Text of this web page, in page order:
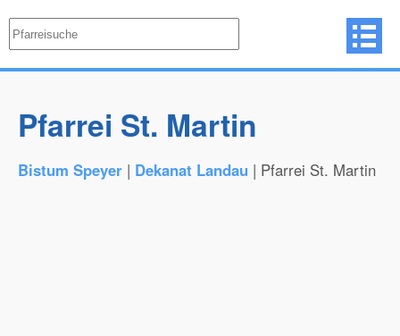
Pfarrei St. Martin
Bistum Speyer | Dekanat Landau | Pfarrei St. Martin